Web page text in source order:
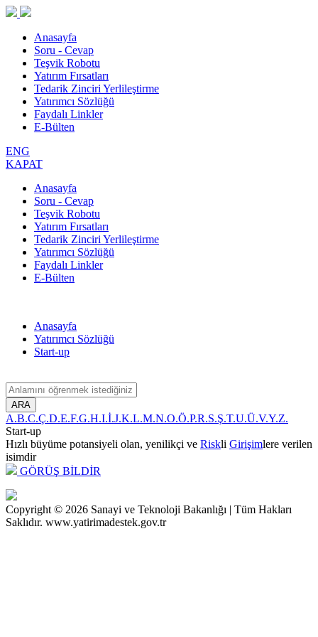
Anasayfa
Soru - Cevap
Teşvik Robotu
Yatırım Fırsatları
Tedarik Zinciri Yerlileştirme
Yatırımcı Sözlüğü
Faydalı Linkler
E-Bülten
ENG
KAPAT
Anasayfa
Soru - Cevap
Teşvik Robotu
Yatırım Fırsatları
Tedarik Zinciri Yerlileştirme
Yatırımcı Sözlüğü
Faydalı Linkler
E-Bülten
Anasayfa
Yatırımcı Sözlüğü
Start-up
ARA
A.B.C.Ç.D.E.F.G.H.I.İ.J.K.L.M.N.O.Ö.P.R.S.Ş.T.U.Ü.V.Y.Z.
Start-up
Hızlı büyüme potansiyeli olan, yenilikçi ve Riskli Girişimlere verilen
isimdir
GÖRÜŞ BİLDİR
Copyright © 2026 Sanayi ve Teknoloji Bakanlığı | Tüm Hakları
Saklıdır. www.yatirimadestek.gov.tr